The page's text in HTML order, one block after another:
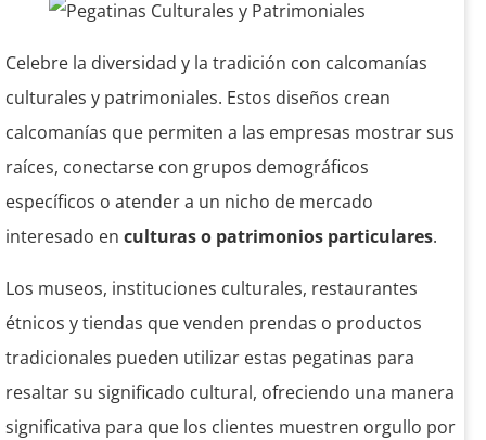
Celebre la diversidad y la tradición con calcomanías
culturales y patrimoniales. Estos diseños crean
calcomanías que permiten a las empresas mostrar sus
raíces, conectarse con grupos demográficos
específicos o atender a un nicho de mercado
interesado en culturas o patrimonios particulares.
Los museos, instituciones culturales, restaurantes
étnicos y tiendas que venden prendas o productos
tradicionales pueden utilizar estas pegatinas para
resaltar su significado cultural, ofreciendo una manera
significativa para que los clientes muestren orgullo por